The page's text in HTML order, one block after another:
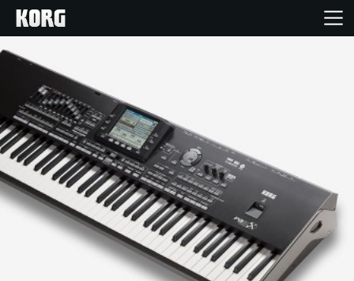
Inicio
Productos
Características
Eventos